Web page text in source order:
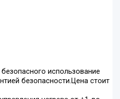
использование
безопасности.Цена стоит